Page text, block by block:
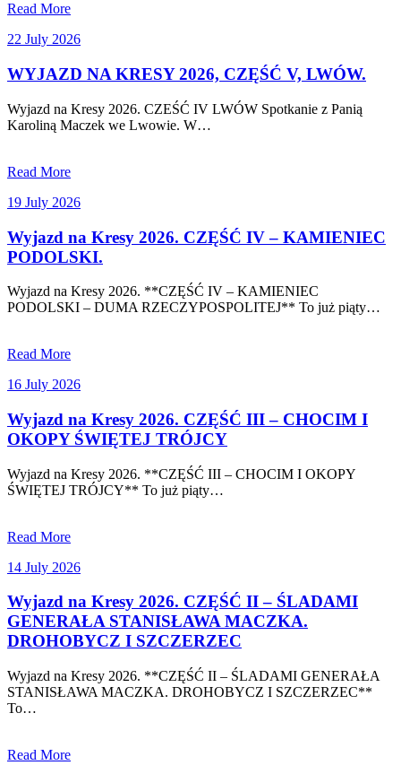
Read More
22 July 202622
2026
WYJAZD NA KRESY 2026, CZĘŚĆ V, LWÓW.
Wyjazd na Kresy 2026. CZEŚĆ IV LWÓW Spotkanie z Panią
Karoliną Maczek we Lwowie. W…
Read More
19 July 202619
2026
Wyjazd na Kresy 2026. CZĘŚĆ IV – KAMIENIEC
PODOLSKI.
Wyjazd na Kresy 2026. **CZĘŚĆ IV – KAMIENIEC
PODOLSKI – DUMA RZECZYPOSPOLITEJ** To już piąty…
Read More
16 July 202616
2026
Wyjazd na Kresy 2026. CZĘŚĆ III – CHOCIM I
OKOPY ŚWIĘTEJ TRÓJCY
Wyjazd na Kresy 2026. **CZĘŚĆ III – CHOCIM I OKOPY
ŚWIĘTEJ TRÓJCY** To już piąty…
Read More
14 July 202614
2026
Wyjazd na Kresy 2026. CZĘŚĆ II – ŚLADAMI
GENERAŁA STANISŁAWA MACZKA.
DROHOBYCZ I SZCZERZEC
Wyjazd na Kresy 2026. **CZĘŚĆ II – ŚLADAMI GENERAŁA
STANISŁAWA MACZKA. DROHOBYCZ I SZCZERZEC**
To…
Read More